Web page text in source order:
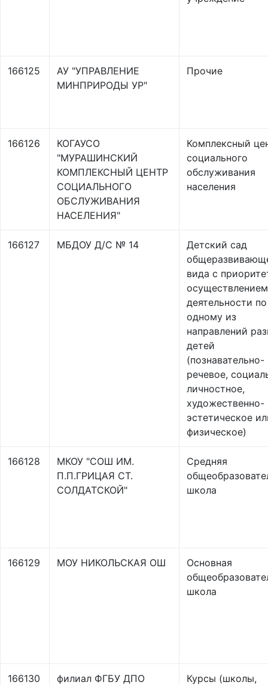
166125
АУ "УПРАВЛЕНИЕ
МИНПРИРОДЫ УР"
Прочие
166126
КОГАУСО
"МУРАШИНСКИЙ
КОМПЛЕКСНЫЙ ЦЕНТР
СОЦИАЛЬНОГО
ОБСЛУЖИВАНИЯ
НАСЕЛЕНИЯ"
Комплексный
социального
обслуживания
населения
166127 МБДОУ Д/С № 14
Детский сад
вида с
осуществлением
деятельности по
одному из
направлений
детей
(познавательно-
речевое,
личностное,
художественно-
эстетическое
физическое)
166128
МКОУ "СОШ ИМ.
П.П.ГРИЦАЯ СТ.
СОЛДАТСКОЙ"
Средняя
школа
166129 МОУ НИКОЛЬСКАЯ ОШ
Основная
школа
166130
филиал ФГБУ ДПО
Курсы (школы,